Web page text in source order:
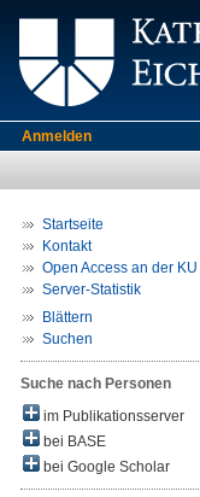
Anmelden
Startseite
Kontakt
Open Access an der KU
Server-Statistik
Blättern
Suchen
Suche nach Personen
im Publikationsserver
bei BASE
bei Google Scholar